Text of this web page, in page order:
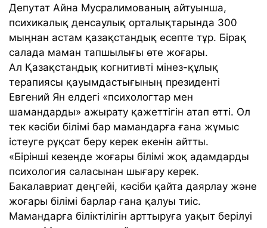
Депутат Айна Мусралимованың айтуынша,
психикалық денсаулық орталықтарында 300
мыңнан астам қазақстандық есепте тұр. Бірақ
салада маман тапшылығы өте жоғары.
Ал Қазақстандық когнитивті мінез-құлық
терапиясы қауымдастығының президенті
Евгений Ян елдегі «психологтар мен
шамандарды» ажырату қажеттігін атап өтті. Ол
тек кәсіби білімі бар мамандарға ғана жұмыс
істеуге рұқсат беру керек екенін айтты.
«Бірінші кезеңде жоғары білімі жоқ адамдарды
психология саласынан шығару керек.
Бакалавриат деңгейі, кәсіби қайта даярлау және
жоғары білімі барлар ғана қалуы тиіс.
Мамандарға біліктілігін арттыруға уақыт берілуі